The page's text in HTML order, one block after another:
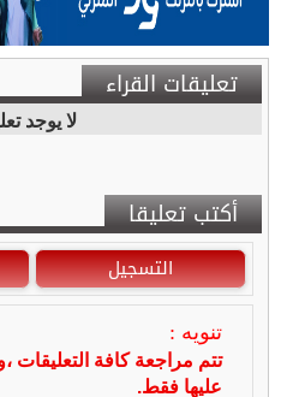
تعليقات القراء
لا يوجد
أكتب تعليقا
التسجيل
تنويه :
تتم مراجعة كافة التعليقات
عليها فقط.